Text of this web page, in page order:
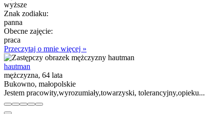
wyższe
Znak zodiaku:
panna
Obecne zajęcie:
praca
Przeczytaj o mnie więcej »
hautman
mężczyzna, 64 lata
Bukowno, małopolskie
Jestem pracowity,wyrozumiały,towarzyski, tolerancyjny,opieku...